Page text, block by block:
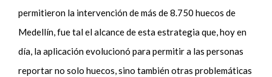
permitieron la intervención de más de 8.750 huecos de
Medellín, fue tal el alcance de esta estrategia que, hoy en
día, la aplicación evolucionó para permitir a las personas
reportar no solo huecos, sino también otras problemáticas